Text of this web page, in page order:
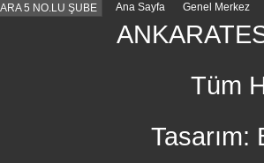
5 NO.LU ŞUBE Ana Sayfa Genel Merkez
Tüm
Tasarım: